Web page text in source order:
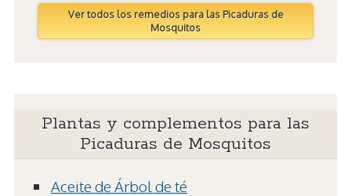
Ver todos los remedios para las Picaduras de
Mosquitos
Plantas y complementos para las
Picaduras de Mosquitos
Aceite de Árbol de té